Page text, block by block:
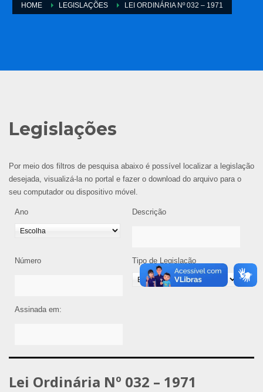
HOME LEGISLAÇÕES LEI ORDINÁRIA Nº 032 – 1971
Legislações
Por meio dos filtros de pesquisa abaixo é possível localizar a legislação
desejada, visualizá-la no portal e fazer o download do arquivo para o
seu computador ou dispositivo móvel.
Ano Descrição
Número Tipo de Legislação
Assinada em:
Lei Ordinária Nº 032 – 1971